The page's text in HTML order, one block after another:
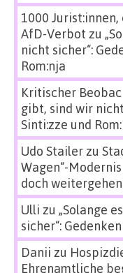
1000 Jurist:innen,
AfD-Verbot zu
nicht sicher“:
Rom:nja
Kritischer
gibt, sind wir
Sinti:zze und
Udo Stailerzu
Wagen“-
doch weitergehen
Ulli zu „Solange
sicher“:
Danii zu
Ehrenamtliche